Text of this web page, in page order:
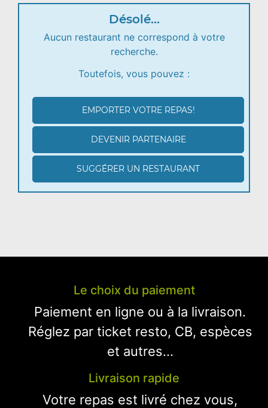
Désolé...
Aucun restaurant ne correspond à votre
recherche.
Toutefois, vous pouvez :
EMPORTER VOTRE REPAS!
DEVENIR PARTENAIRE
SUGGÉRER UN RESTAURANT
Le choix du paiement
Paiement en ligne ou à la livraison.
Réglez par ticket resto, CB, espèces
et autres...
Livraison rapide
Votre repas est livré chez vous,